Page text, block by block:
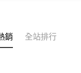
銷 全站排行